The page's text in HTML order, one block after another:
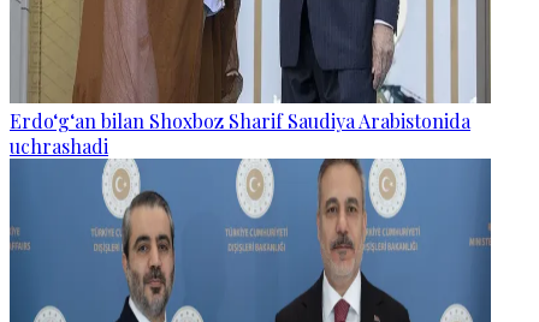
Erdo‘g‘an bilan Shoxboz Sharif Saudiya Arabistonida
uchrashadi